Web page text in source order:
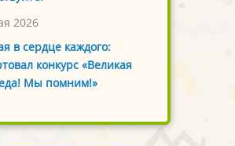
2026
в сердце каждого:
конкурс «Великая
Мы помним!»